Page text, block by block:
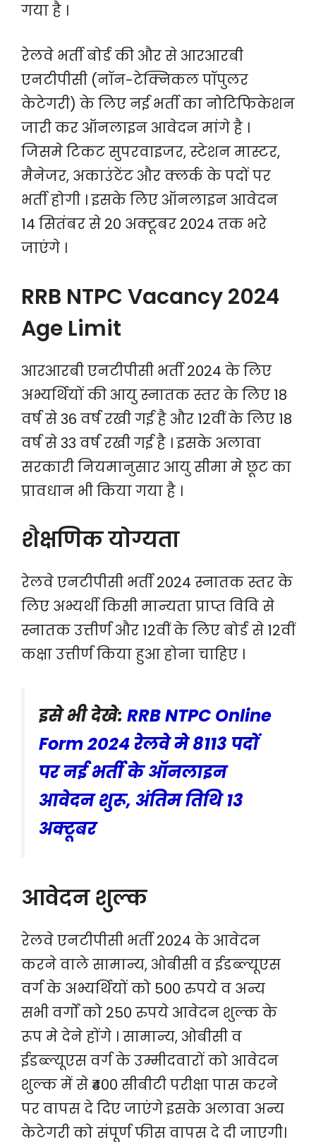
गया है ।
रेलवे भर्ती बोर्ड की और से आरआरबी
एनटीपीसी (नॉन-टेक्निकल पॉपुलर
केटेगरी) के लिए नई भर्ती का नोटिफिकेशन
जारी कर ऑनलाइन आवेदन मांगे है ।
जिसमे टिकट सुपरवाइजर, स्टेशन मास्टर,
मैनेजर, अकाउंटेंट और क्लर्क के पदों पर
भर्ती होगी । इसके लिए ऑनलाइन आवेदन
14 सितंबर से 20 अक्टूबर 2024 तक भरे
जाएंगे ।
RRB NTPC Vacancy 2024
Age Limit
आरआरबी एनटीपीसी भर्ती 2024 के लिए
अभ्यर्थियों की आयु स्नातक स्तर के लिए 18
वर्ष से 36 वर्ष रखी गई है और 12वीं के लिए 18
वर्ष से 33 वर्ष रखी गई है । इसके अलावा
सरकारी नियमानुसार आयु सीमा मे छूट का
प्रावधान भी किया गया है ।
शैक्षणिक योग्यता
रेलवे एनटीपीसी भर्ती 2024 स्नातक स्तर के
लिए अभ्यर्थी किसी मान्यता प्राप्त विवि से
स्नातक उत्तीर्ण और 12वीं के लिए बोर्ड से 12वीं
कक्षा उत्तीर्ण किया हुआ होना चाहिए ।
इसे भी देखे: RRB NTPC Online
Form 2024 रेलवे मे 8113 पदों
पर नई भर्ती के ऑनलाइन
आवेदन शुरू, अंतिम तिथि 13
अक्टूबर
आवेदन शुल्क
रेलवे एनटीपीसी भर्ती 2024 के आवेदन
करने वाले सामान्य, ओबीसी व ईडब्ल्यूएस
वर्ग के अभ्यर्थियों को 500 रुपये व अन्य
सभी वर्गों को 250 रुपये आवेदन शुल्क के
रूप मे देने होंगे । सामान्य, ओबीसी व
ईडब्ल्यूएस वर्ग के उम्मीदवारों को आवेदन
शुल्क में से ₹400 सीबीटी परीक्षा पास करने
पर वापस दे दिए जाएंगे इसके अलावा अन्य
केटेगरी को संपूर्ण फीस वापस दे दी जाएगी।